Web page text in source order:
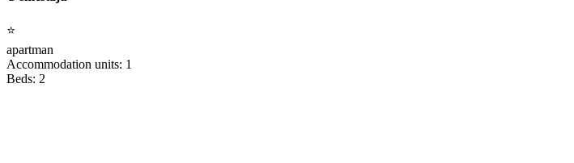
⭐
apartman
Accommodation units: 1
Beds: 2